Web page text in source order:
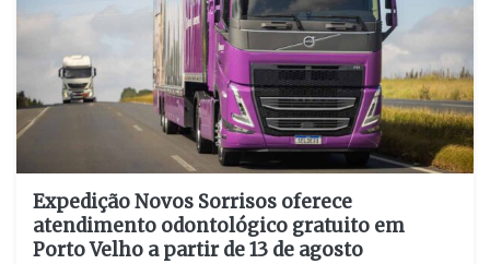
Expedição Novos Sorrisos oferece
atendimento odontológico gratuito em
Porto Velho a partir de 13 de agosto